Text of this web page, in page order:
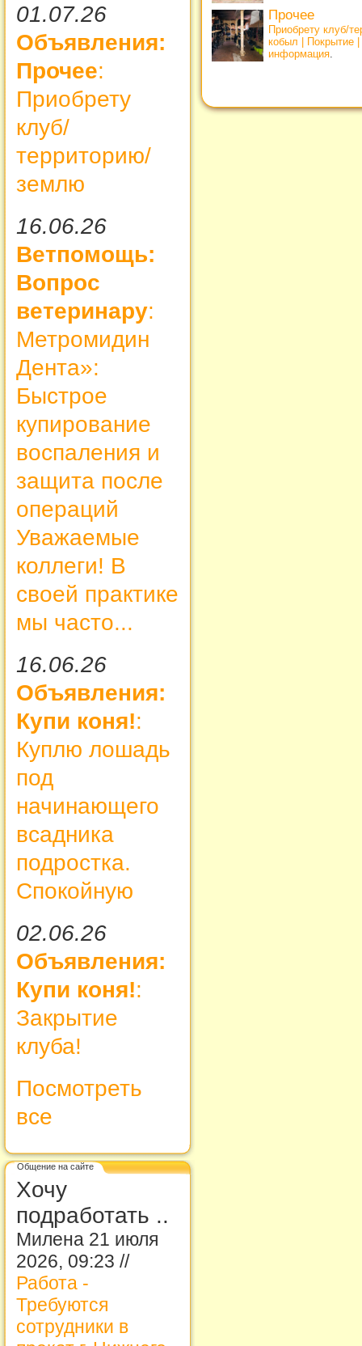
01.07.26
Объявления:
Прочее:
Приобрету
клуб/
территорию/
землю
16.06.26
Ветпомощь:
Вопрос
ветеринару:
Метромидин
Дента»:
Быстрое
купирование
воспаления и
защита после
операций
Уважаемые
коллеги! В
своей практике
мы часто...
16.06.26
Объявления:
Купи коня!:
Куплю лошадь
под
начинающего
всадника
подростка.
Спокойную
02.06.26
Объявления:
Купи коня!:
Закрытие
клуба!
Посмотреть
все
Общение на сайте
Хочу
подработать ..
Милена 21 июля
2026, 09:23 //
Работа -
Требуются
сотрудники в
Прочее
Приобрету клуб/
кобыл | Покрытие
информация